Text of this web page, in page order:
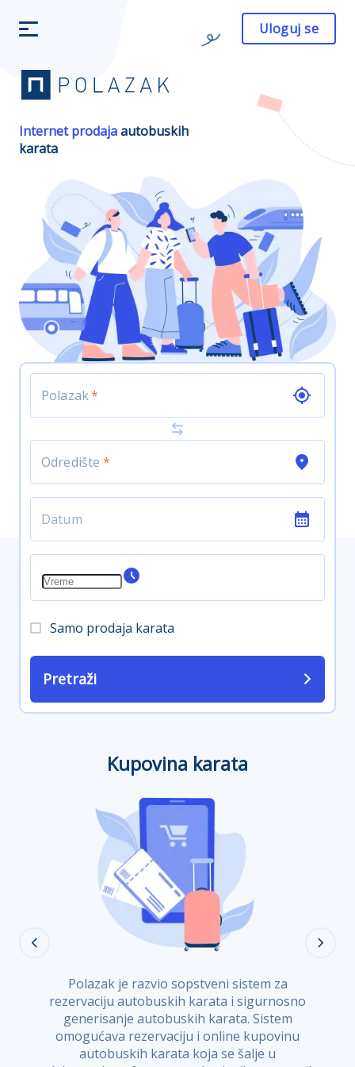
Uloguj se
Internet prodajaautobuskih
karata
Polazak*
Odredište *
Samo prodaja karata
Pretraži
Kupovina karata
Polazak je razvio sopstveni sistem za
rezervaciju autobuskih karata i sigurnosno
generisanje autobuskih karata. Sistem
omogućava rezervaciju i online kupovinu
autobuskih karata koja se šalje u